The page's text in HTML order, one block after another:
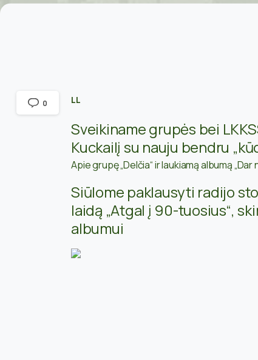
LL
Sveikiname grupės bei
Kuckailį su nauju bendru
Apie grupę „Delčia“ ir laukiamą albumą
Siūlome paklausyti radijo
laidą „Atgal į 90-tuosius“,
albumui
0